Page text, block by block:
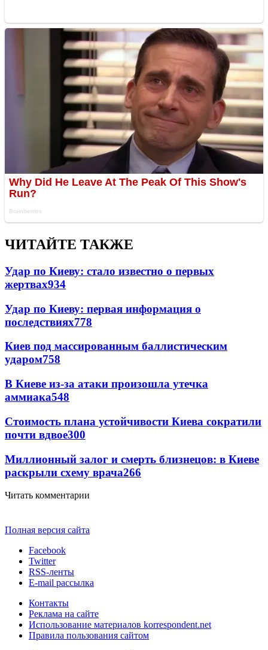
ЧИТАЙТЕ ТАКЖЕ
Удар по Киеву: стало известно о первых
жертвах934
Удар по Киеву: первая информация о
последствиях778
Киев под массированным баллистическим
ударом758
В Киеве из-за атаки произошла утечка
аммиака548
Стоимость плана устойчивости Киева сократили
почти вдвое300
Миллионный залог и смерть близнецов: в Киеве
раскрыли схему врача266
Читать комментарии
Полная версия сайта
Facebook
Twitter
RSS-ленты
E-mail рассылка
Контакты
Реклама на сайте
Использование материалов korrespondent.net
Правила пользования сайтом